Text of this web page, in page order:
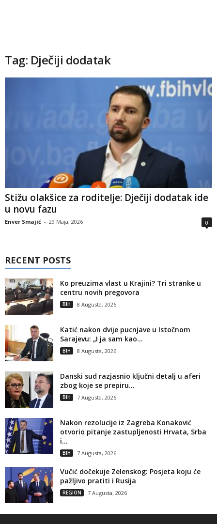
Tag: Dječiji dodatak
Stižu olakšice za roditelje: Dječiji dodatak ide
u novu fazu
Enver Smajić - 29 Maja, 2026 0
RECENT POSTS
Ko preuzima vlast u Krajini? Tri stranke u
centru novih pregovora
BIH 8 Augusta, 2026
Katić nakon dvije pucnjave u Istočnom
Sarajevu: „I ja sam kao...
BIH 8 Augusta, 2026
Danski sud razjasnio ključni detalj u aferi
zbog koje se prepiru...
BIH 7 Augusta, 2026
Nakon rezolucije iz Zagreba Konaković
otvorio pitanje zastupljenosti Hrvata, Srba
i...
BIH 7 Augusta, 2026
Vučić dočekuje Zelenskog: Posjeta koju će
pažljivo pratiti i Rusija
REGION 7 Augusta, 2026